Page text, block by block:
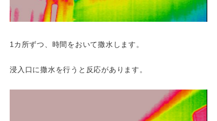
1カ所ずつ、時間をおいて撒水します。
浸入口に撒水を行うと反応があります。